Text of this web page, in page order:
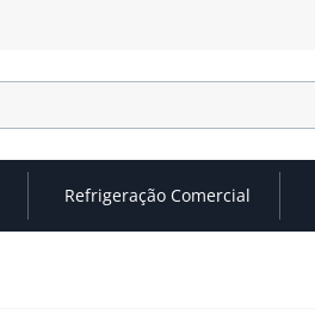
Refrigeração Comercial